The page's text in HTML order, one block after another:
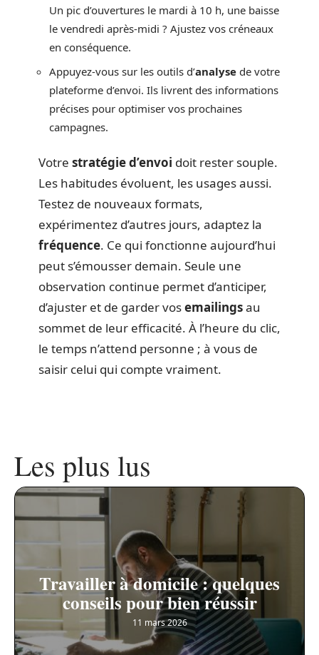
Un pic d’ouvertures le mardi à 10 h, une baisse
le vendredi après-midi ? Ajustez vos créneaux
en conséquence.
Appuyez-vous sur les outils d’analyse de votre
plateforme d’envoi. Ils livrent des informations
précises pour optimiser vos prochaines
campagnes.
Votre stratégie d’envoi doit rester souple.
Les habitudes évoluent, les usages aussi.
Testez de nouveaux formats,
expérimentez d’autres jours, adaptez la
fréquence. Ce qui fonctionne aujourd’hui
peut s’émousser demain. Seule une
observation continue permet d’anticiper,
d’ajuster et de garder vosemailingsau
sommet de leur efficacité. À l’heure du clic,
le temps n’attend personne ; à vous de
saisir celui qui compte vraiment.
Les plus lus
Travailler à domicile : quelques
conseils pour bien réussir
11 mars 2026